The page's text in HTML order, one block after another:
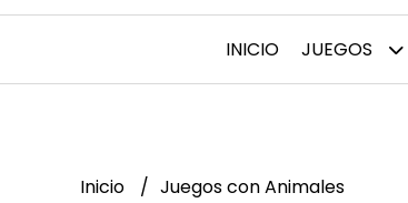
INICIO JUEGOS
Inicio Juegos con Animales